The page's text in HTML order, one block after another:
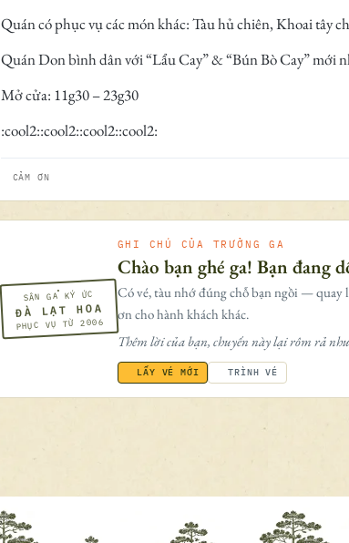
Quán có phục vụ các món khác: Tàu hủ chiên, Khoai tây
Quán Don bình dân với “Lẩu Cay” & “Bún Bò Cay” mới
Mở cửa: 11g30 – 23g30
:cool2::cool2::cool2::cool2:
CẢM ƠN
SÂN GA KÝ ỨC
ĐÀ LẠT HOA
PHỤC VỤ TỪ 2006
GHI CHÚ CỦA TRƯỞNG GA
Chào bạn ghé ga! Bạn đang
Có vé, tàu nhớ đúng chỗ bạn ngồi — quay
ơn cho hành khách khác.
Thêm lời của bạn, chuyến này lại rôm rả
LẤY VÉ MỚI TRÌNH VÉ